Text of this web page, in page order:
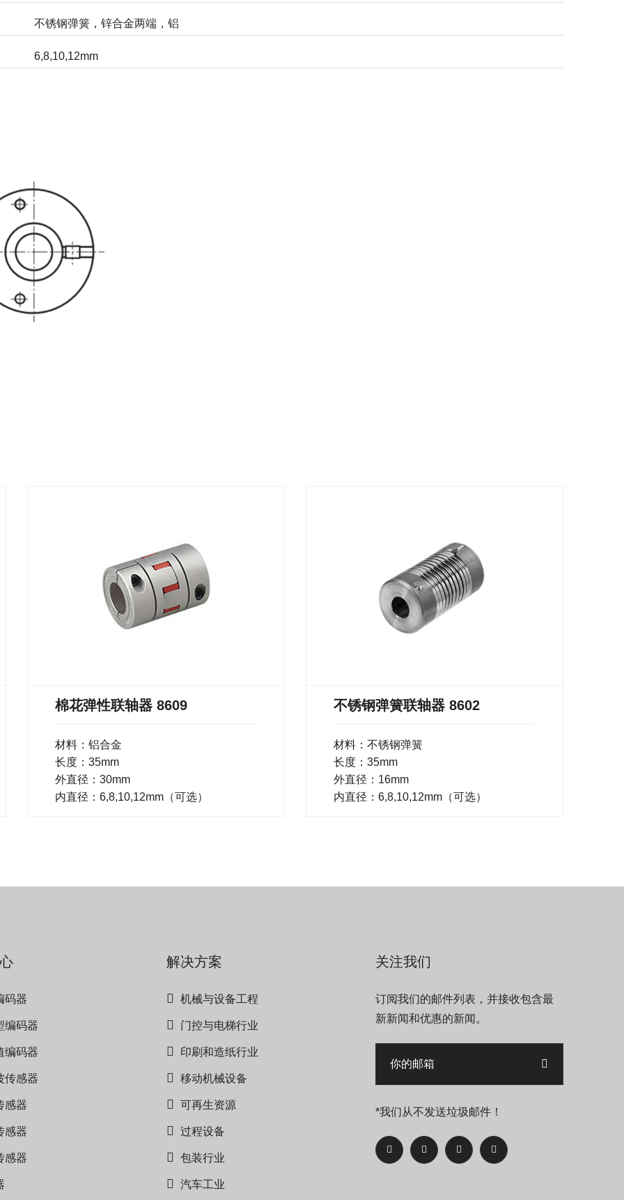
不锈钢弹簧，锌合金两端，铝
6,8,10,12mm
棉花弹性联轴器 8609
材料：铝合金
长度：35mm
外直径：30mm
内直径：6,8,10,12mm（可选）
不锈钢弹簧联轴器 8602
材料：不锈钢弹簧
长度：35mm
外直径：16mm
内直径：6,8,10,12mm（可选）
码器
编码器
编码器
传感器
感器
感器
感器
解决方案
机械与设备工程
门控与电梯行业
印刷和造纸行业
移动机械设备
可再生资源
过程设备
包装行业
汽车工业
关注我们
订阅我们的邮件列表，并接收包含最
新新闻和优惠的新闻。
*我们从不发送垃圾邮件！